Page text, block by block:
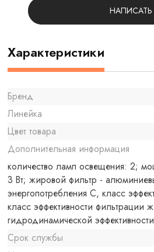
НАПИСАТЬ
Характеристики
Бренд
Линейка
Цвет товара
Дополнительная информация
количество ламп освещения: 2;
3 Вт; жировой фильтр -
энергопотребления С, класс
класс эффективности фильтрации
гидродинамической
Срок службы